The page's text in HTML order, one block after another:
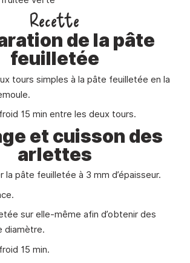
Recette
de la pâte
feuilletée
tours simples à la pâte feuilletée en la
15 min entre les deux tours.
et cuisson des
arlettes
la pâte feuilletée à 3 mm d’épaisseur.
sur elle-même afin d’obtenir des
diamètre.
15 min.